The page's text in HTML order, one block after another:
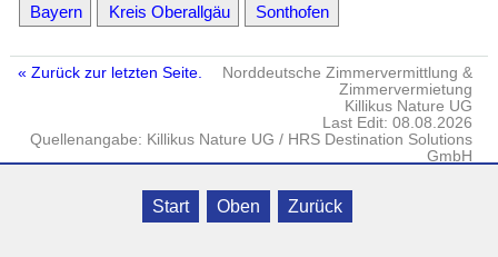
Bayern Kreis Oberallgäu Sonthofen
« Zurück zur letzten Seite.
Norddeutsche Zimmervermittlung &
Zimmervermietung
Killikus Nature UG
Last Edit: 08.08.2026
Quellenangabe: Killikus Nature UG / HRS Destination Solutions
GmbH
DATENSCHUTZ· © Killikus® Nature UG · Gielow · Fritz-
Reuter-Str. 18
Start Oben Zurück